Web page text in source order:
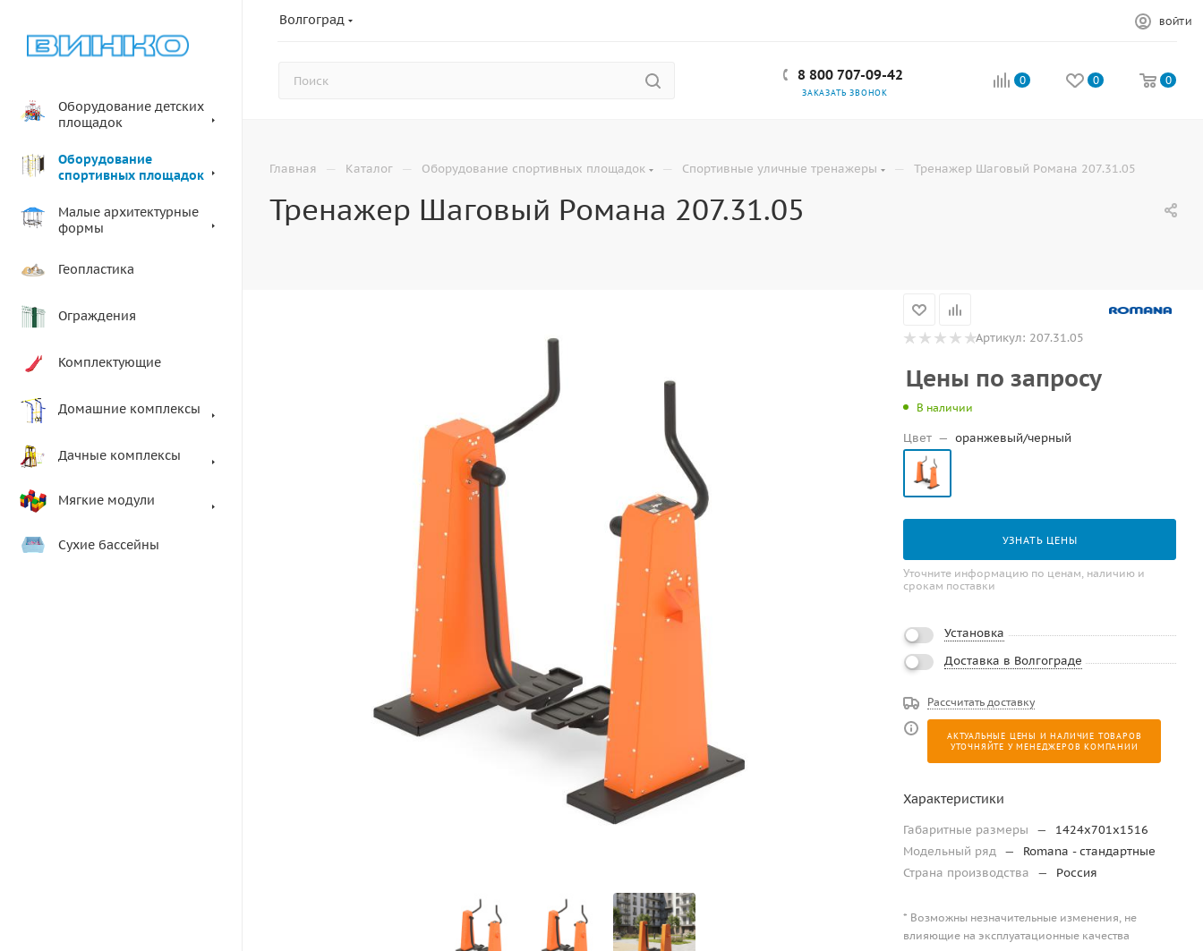
Волгоград ВОЙТИ
8 800 707-09-42
ЗАКАЗАТЬ ЗВОНОК
0 0 0
Оборудование детских
площадок
Оборудование
спортивных площадок
Малые архитектурные
формы
Геопластика
Ограждения
Комплектующие
Домашние комплексы
Дачные комплексы
Мягкие модули
Сухие бассейны
Главная — Каталог — Оборудование спортивных площадок — Спортивные уличные тренажеры — Тренажер Шаговый Романа 207.31.05
Тренажер Шаговый Романа 207.31.05
Артикул: 207.31.05
Цены по запросу
В наличии
Цвет — оранжевый/черный
УЗНАТЬ ЦЕНЫ
Уточните информацию по ценам, наличию и
срокам поставки
Установка
Доставка в Волгограде
Рассчитать доставку
АКТУАЛЬНЫЕ ЦЕНЫ И НАЛИЧИЕ ТОВАРОВ
УТОЧНЯЙТЕ У МЕНЕДЖЕРОВ КОМПАНИИ
Характеристики
Габаритные размеры —
1424х701х1516
Модельный ряд —
Romana - стандартные
Страна производства
— Россия
* Возможны незначительные изменения, не
влияющие на эксплуатационные качества